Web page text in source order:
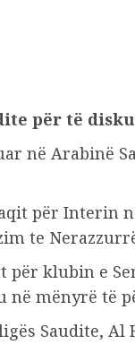
për të
në Arabinë
për Interin
te
për klubin e
mënyrë të
Saudite,